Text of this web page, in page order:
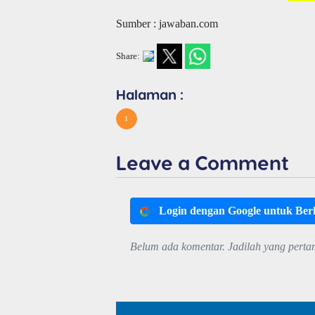
Sumber : jawaban.com
Share:
Halaman :
1
Leave a Comment
Login dengan Google untuk
Belum ada komentar. Jadilah yang